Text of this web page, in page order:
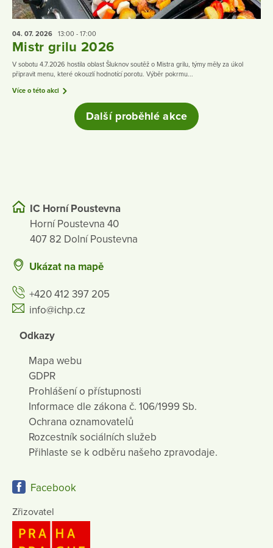
04. 07. 2026 13:00 - 17:00
Mistr grilu 2026
V sobotu 4.7.2026 hostila oblast Šluknov soutěž o Mistra grilu, týmy měly za úkol
připravit menu, které okouzlí hodnotící porotu. Výběr pokrmu...
Více o této akci
Další proběhlé akce
IC Horní Poustevna
Horní Poustevna 40
407 82 Dolní Poustevna
Ukázat na mapě
+420 412 397 205
info@ichp.cz
Odkazy
Mapa webu
GDPR
Prohlášení o přístupnosti
Informace dle zákona č. 106/1999 Sb.
Ochrana oznamovatelů
Rozcestník sociálních služeb
Přihlaste se k odběru našeho zpravodaje.
Facebook
Zřizovatel